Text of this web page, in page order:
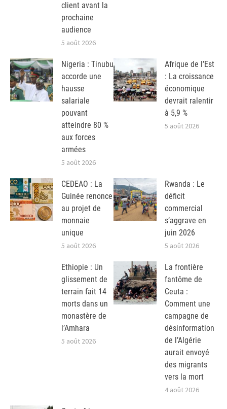
client avant la
prochaine
audience
5 août 2026
Nigeria : Tinubu
accorde une
hausse
salariale
pouvant
atteindre 80 %
aux forces
armées
5 août 2026
Afrique de l’Est
: La croissance
économique
devrait ralentir
à 5,9 %
5 août 2026
CEDEAO : La
Guinée renonce
au projet de
monnaie
unique
5 août 2026
Rwanda : Le
déficit
commercial
s’aggrave en
juin 2026
5 août 2026
Ethiopie : Un
glissement de
terrain fait 14
morts dans un
monastère de
l’Amhara
5 août 2026
La frontière
fantôme de
Ceuta :
Comment une
campagne de
désinformation
de l’Algérie
aurait envoyé
des migrants
vers la mort
4 août 2026